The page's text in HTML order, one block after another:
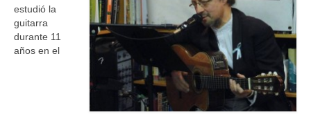
estudió la
guitarra
durante 11
años en el